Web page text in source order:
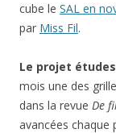
cube le SAL en
par Miss Fil.
Le projet
mois une des
dans la revue De
avancées chaque